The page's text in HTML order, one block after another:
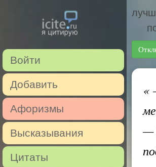
Войти
Добавить
Афоризмы
Высказывания
Цитаты
«
—